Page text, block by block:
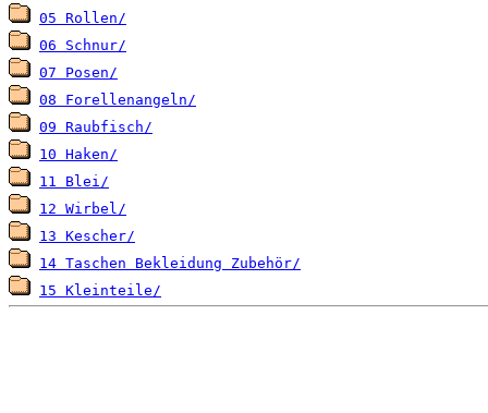
05 Rollen/
06 Schnur/
07 Posen/
08 Forellenangeln/
09 Raubfisch/
10 Haken/
11 Blei/
12 Wirbel/
13 Kescher/
14 Taschen Bekleidung Zubehör/
15 Kleinteile/